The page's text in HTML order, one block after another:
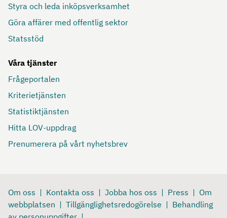
Styra och leda inköpsverksamhet
Göra affärer med offentlig sektor
Statsstöd
Våra tjänster
Frågeportalen
Kriterietjänsten
Statistiktjänsten
Hitta LOV-uppdrag
Prenumerera på vårt nyhetsbrev
Om oss Kontakta oss Jobba hos oss Press
Om
webbplatsen
Tillgänglighetsredogörelse
Behandling